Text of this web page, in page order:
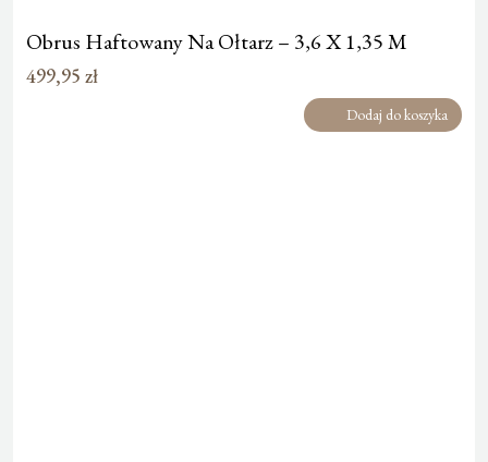
Obrus Haftowany Na Ołtarz – 3,6 X 1,35 M
499,95 zł
Dodaj do koszyka